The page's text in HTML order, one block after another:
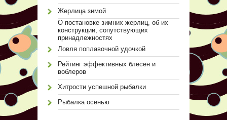
Жерлица зимой
О постановке зимних жерлиц, об их
конструкции, сопутствующих
принадлежностях
Ловля поплавочной удочкой
Рейтинг эффективных блесен и
воблеров
Хитрости успешной рыбалки
Рыбалка осенью